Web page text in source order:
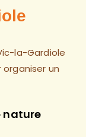
la-Gardiole
un
nature